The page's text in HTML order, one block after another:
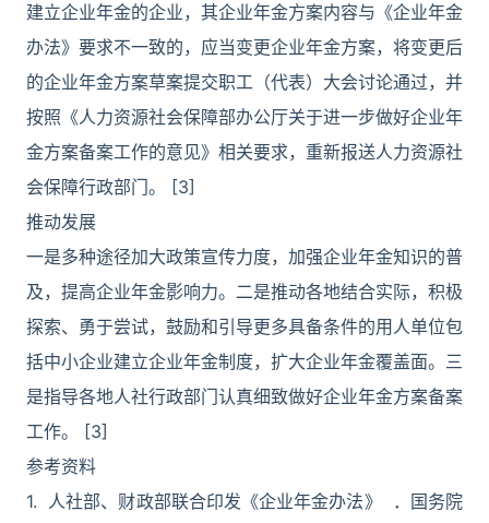
建立企业年金的企业，其企业年金方案内容与《企业年金
办法》要求不一致的，应当变更企业年金方案，将变更后
的企业年金方案草案提交职工（代表）大会讨论通过，并
按照《人力资源社会保障部办公厅关于进一步做好企业年
金方案备案工作的意见》相关要求，重新报送人力资源社
会保障行政部门。 [3]
推动发展
一是多种途径加大政策宣传力度，加强企业年金知识的普
及，提高企业年金影响力。二是推动各地结合实际，积极
探索、勇于尝试，鼓励和引导更多具备条件的用人单位包
括中小企业建立企业年金制度，扩大企业年金覆盖面。三
是指导各地人社行政部门认真细致做好企业年金方案备案
工作。 [3]
参考资料
1. 人社部、财政部联合印发《企业年金办法》 ．国务院